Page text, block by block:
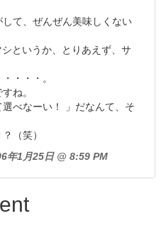
て、ぜんぜん美味しくない
というか、とりあえず、サ
・・・。
ね。
べなーい！ 」だなんて、そ
（笑）
1月25日 @ 8:59 PM